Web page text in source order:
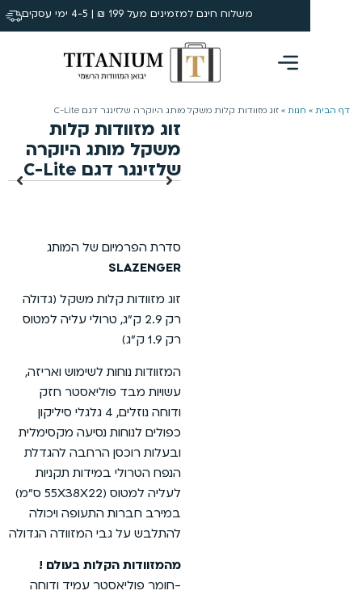
משלוח חינם למזמינים מעל 199 ₪ | 4-5 ימי עסקים
חנות»זוג מזוודות קלות משקל מותג היוקרה שלזינגר דגם C-Lite
זוג מזוודות קלות
משקל מותג היוקרה
שלזינגר דגם C-Lite
סדרת הפרמיום של המותג
SLAZENGER
זוג מזוודות קלות משקל (גדולה
רק 2.9 ק”ג, טרולי עליה למטוס
המזוודות נוחות לשימוש ואריזה,
עשויות מבד פוליאסטר חזק
ודוחה נוזלים, 4 גלגלי סיליקון
כפולים לנוחות נסיעה מקסימלית
ובעלות רוכסן הרחבה להגדלת
הנפח הטרולי במידות תקניות
לעליה למטוס (55X38X22 ס”מ)
במירב חברות התעופה ויכולה
להתלבש על גבי המזוודה הגדולה
מהמזוודות הקלות בעולם !
-חומר פוליאסטר עמיד ודוחה